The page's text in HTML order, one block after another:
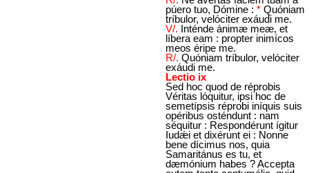
púero tuo, Dómine : * Quóniam
tríbulor, velóciter exáudi me.
V/. Inténde ánimæ meæ, et
líbera eam : propter inimícos
meos éripe me.
R/. Quóniam tríbulor, velóciter
exáudi me.
Lectio ix
Sed hoc quod de réprobis
Véritas lóquitur, ipsi hoc de
semetípsis réprobi iníquis suis
opéribus osténdunt : nam
séquitur : Respondérunt ígitur
Iudǽi et dixérunt ei : Nonne
bene dícimus nos, quia
Samaritánus es tu, et
dæmónium habes ? Accepta